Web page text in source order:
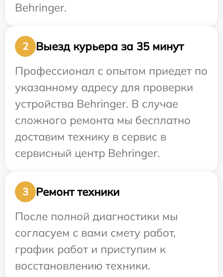
Behringer.
2
Выезд курьера за 35 минут
Профессионал с опытом приедет по
указанному адресу для проверки
устройства Behringer. В случае
сложного ремонта мы бесплатно
доставим технику в сервис в
сервисный центр Behringer.
3
Ремонт техники
После полной диагностики мы
согласуем с вами смету работ,
график работ и приступим к
восстановлению техники.